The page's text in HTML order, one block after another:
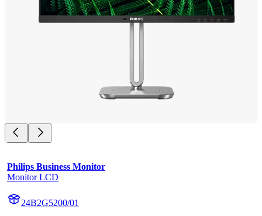
Philips Business Monitor
Monitor LCD
24B2G5200/01